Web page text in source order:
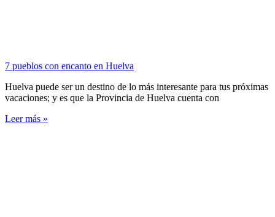
7 pueblos con encanto en Huelva
Huelva puede ser un destino de lo más interesante para tus próximas
vacaciones; y es que la Provincia de Huelva cuenta con
Leer más »